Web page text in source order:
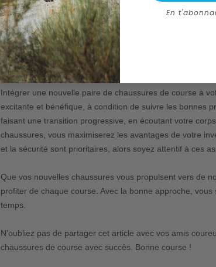
prolongera la durée de vie de vos chaussures et
Conclusion
Intégrer une nouvelle paire de chaussures de course à
excitante et bénéfique, à condition de suivre les bonnes
faisant une transition progressive, en écoutant votre
chaussures, vous maximiserez les avantages de votre
et la sécurité sont prioritaires, alors soyez attentif à ces
Que vos nouvelles chaussures vous propulsent vers de
profiter de chaque course. Avec la bonne approche,
temps.
N'oubliez pas de partager cet article avec vos amis
chaussures de course avec succès. Bonne course !
En